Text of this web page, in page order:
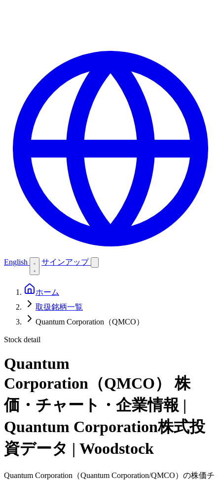
English サインアップ
ホーム
取扱銘柄一覧
Quantum Corporation（QMCO）
Stock detail
Quantum
Corporation（QMCO）
株
価・チャート・企業情報 |
Quantum Corporation株式投
資データ | Woodstock
Quantum Corporation（Quantum Corporation/QMCO）の株価チ